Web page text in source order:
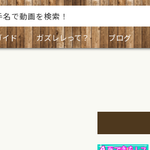
ド ガズレレって？ ブログ